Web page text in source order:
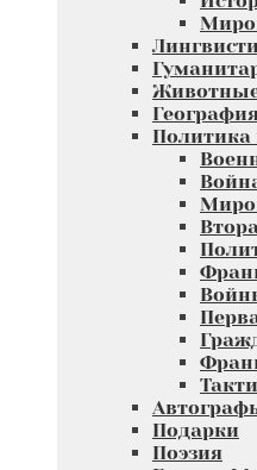
Политика
Подарки
Поэзия